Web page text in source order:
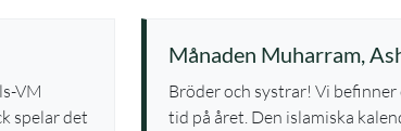
VM
spelar det
Månaden Muharram,
Bröder och systrar! Vi
tid på året. Den islamiska